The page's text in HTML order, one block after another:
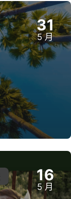
31
5 月
16
5 月